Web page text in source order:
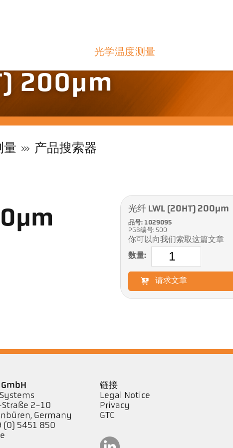
光学温度测量
200µm
量 产品搜索器
光纤 LWL (20HT) 200µm
品号: 1029095
PGB编号: 500
你可以向我们索取这篇文章
数量:
请求文章
2-10
Germany
(0) 5451 850
链接
Legal Notice
Privacy
GTC